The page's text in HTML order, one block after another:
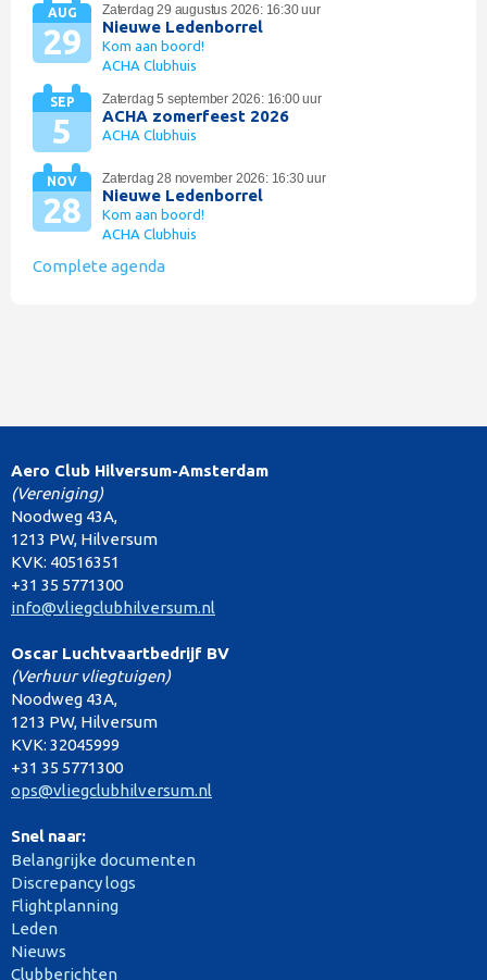
AUG
29
Zaterdag 29 augustus 2026: 16:30 uur
Nieuwe Ledenborrel
Kom aan boord!
ACHA Clubhuis
SEP
5
Zaterdag 5 september 2026: 16:00 uur
ACHA zomerfeest 2026
ACHA Clubhuis
NOV
28
Zaterdag 28 november 2026: 16:30 uur
Nieuwe Ledenborrel
Kom aan boord!
ACHA Clubhuis
Complete agenda
Aero Club Hilversum-Amsterdam
(Vereniging)
Noodweg 43A,
1213 PW, Hilversum
KVK: 40516351
+31 35 5771300
info@vliegclubhilversum.nl
Oscar Luchtvaartbedrijf BV
(Verhuur vliegtuigen)
Noodweg 43A,
1213 PW, Hilversum
KVK: 32045999
+31 35 5771300
ops@vliegclubhilversum.nl
Snel naar:
Belangrijke documenten
Discrepancy logs
Flightplanning
Leden
Nieuws
Clubberichten